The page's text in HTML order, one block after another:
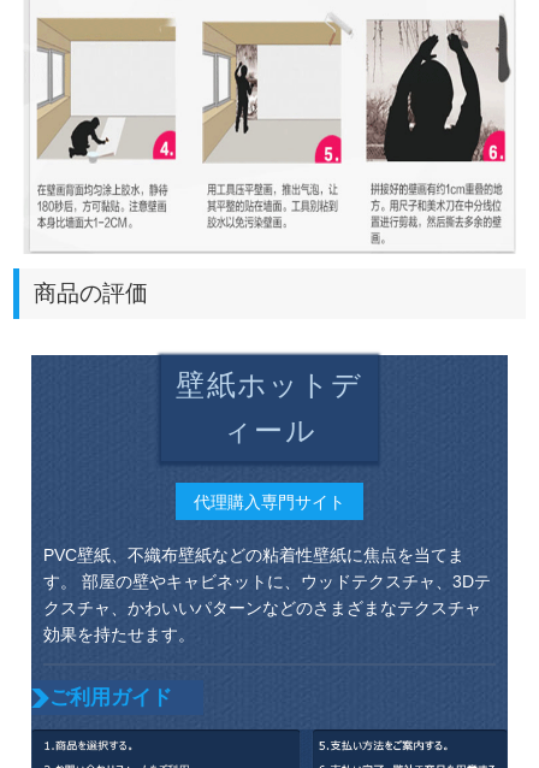
商品の評価
壁紙ホットデ
ィール
代理購入専門サイト
PVC壁紙、不織布壁紙などの粘着性壁紙に焦点を当てま
す。 部屋の壁やキャビネットに、ウッドテクスチャ、3Dテ
クスチャ、かわいいパターンなどのさまざまなテクスチャ
効果を持たせます。
ご利用ガイド